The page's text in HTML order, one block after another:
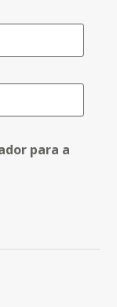
para a